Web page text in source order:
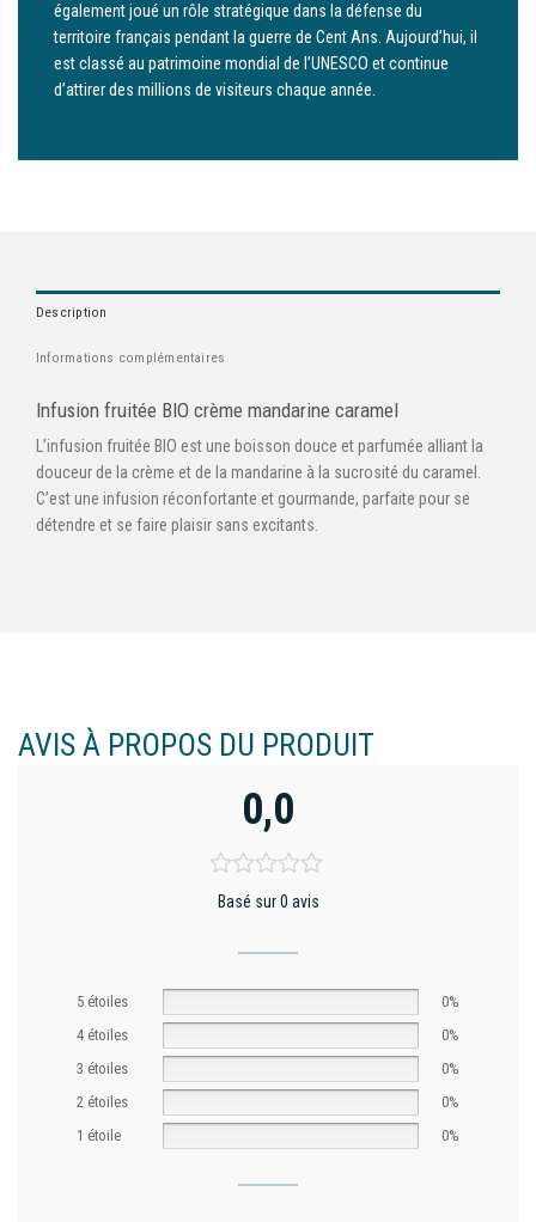
également joué un rôle stratégique dans la défense du
territoire français pendant la guerre de Cent Ans. Aujourd’hui, il
est classé au patrimoine mondial de l’UNESCO et continue
d’attirer des millions de visiteurs chaque année.
Description
Informations complémentaires
Infusion fruitée BIO crème mandarine caramel
L’infusion fruitée BIO est une boisson douce et parfumée alliant la
douceur de la crème et de la mandarine à la sucrosité du caramel.
C’est une infusion réconfortante et gourmande, parfaite pour se
détendre et se faire plaisir sans excitants.
AVIS À PROPOS DU PRODUIT
0,0
Basé sur 0 avis
5 étoiles
0%
4 étoiles
0%
3 étoiles
0%
2 étoiles
0%
1 étoile
0%